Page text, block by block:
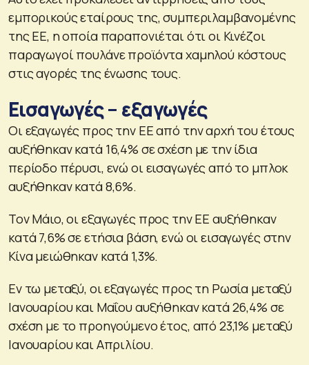
εμπορικούς εταίρους της, συμπεριλαμβανομένης
της ΕΕ, η οποία παραπονιέται ότι οι Κινέζοι
παραγωγοί πουλάνε προϊόντα χαμηλού κόστους
στις αγορές της ένωσης τους.
Εισαγωγές – εξαγωγές
Οι εξαγωγές προς την ΕΕ από την αρχή του έτους
αυξήθηκαν κατά 16,4% σε σχέση με την ίδια
περίοδο πέρυσι, ενώ οι εισαγωγές από το μπλοκ
αυξήθηκαν κατά 8,6%.
Τον Μάιο, οι εξαγωγές προς την ΕΕ αυξήθηκαν
κατά 7,6% σε ετήσια βάση, ενώ οι εισαγωγές στην
Κίνα μειώθηκαν κατά 1,3%.
Εν τω μεταξύ, οι εξαγωγές προς τη Ρωσία μεταξύ
Ιανουαρίου και Μαΐου αυξήθηκαν κατά 26,4% σε
σχέση με το προηγούμενο έτος, από 23,1% μεταξύ
Ιανουαρίου και Απριλίου.